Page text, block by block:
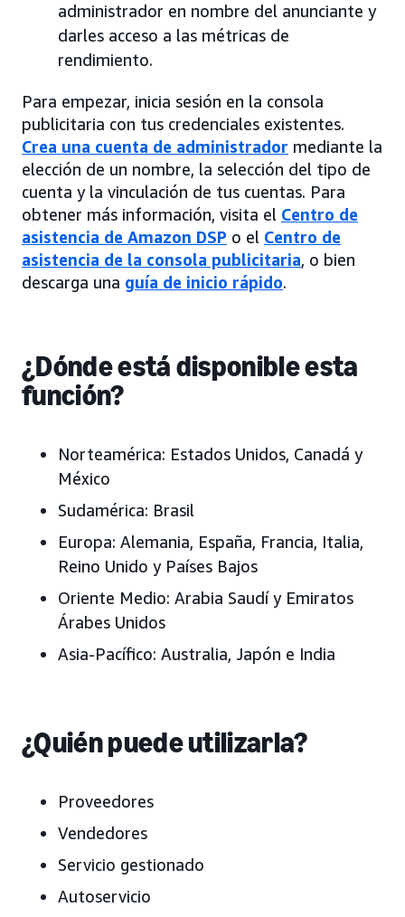
administrador en nombre del anunciante y
darles acceso a las métricas de
rendimiento.
Para empezar, inicia sesión en la consola
publicitaria con tus credenciales existentes.
Crea una cuenta de administrador mediante la
elección de un nombre, la selección del tipo de
cuenta y la vinculación de tus cuentas. Para
obtener más información, visita el Centro de
asistencia de Amazon DSP o el Centro de
asistencia de la consola publicitaria, o bien
descarga una guía de inicio rápido.
¿Dónde está disponible esta
función?
Norteamérica: Estados Unidos, Canadá y
México
Sudamérica: Brasil
Europa: Alemania, España, Francia, Italia,
Reino Unido y Países Bajos
Oriente Medio: Arabia Saudí y Emiratos
Árabes Unidos
Asia-Pacífico: Australia, Japón e India
¿Quién puede utilizarla?
Proveedores
Vendedores
Servicio gestionado
Autoservicio